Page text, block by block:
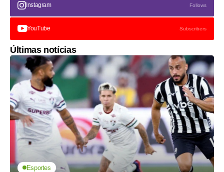
Instagram Follows
YouTube Subscribers
Últimas notícias
Esportes